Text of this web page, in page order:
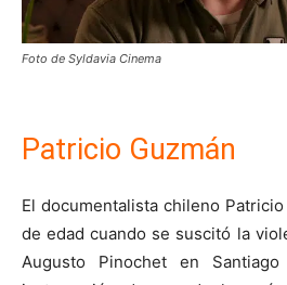
Foto de Syldavia Cinema
Patricio Guzmán
El documentalista chileno
de edad cuando se suscitó la
Augusto Pinochet en